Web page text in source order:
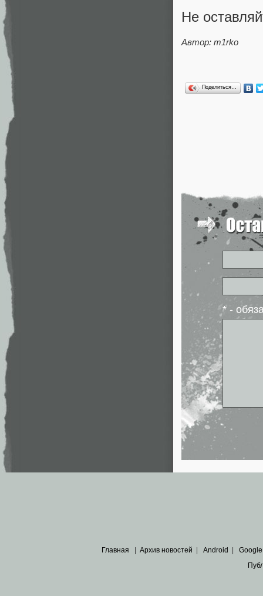
Не
Автор: m1rko
Поделиться…
* -
Главная | Архив новостей | Android | Google